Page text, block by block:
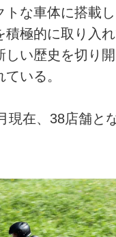
トな車体に搭載
極的に取り入れ
しい歴史を切り
いる。
現在、38店舗と